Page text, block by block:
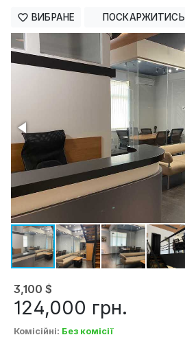
ВИБРАНЕ ПОСКАРЖИТИСЬ
3,100 $
124,000 грн.
Комісійні: Без комісії